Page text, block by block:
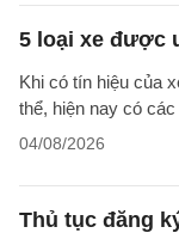
5 loại xe được
Khi có tín hiệu của
thể, hiện nay có
04/08/2026
Thủ tục đăng